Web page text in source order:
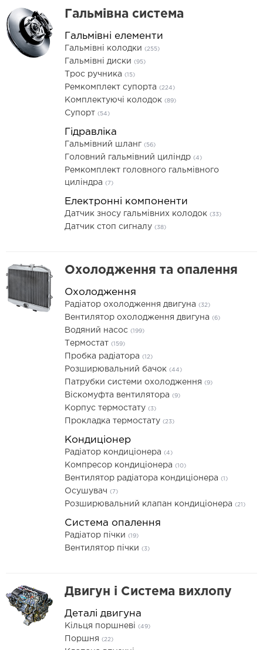
Гальмівна система
Гальмівні елементи
Гальмівні колодки (255)
Гальмівні диски (95)
Трос ручника (15)
Ремкомплект супорта (224)
Комплектуючі колодок (89)
Супорт (54)
Гідравліка
Гальмівний шланг (56)
Головний гальмівний циліндр (4)
Ремкомплект головного гальмівного
циліндра (7)
Електронні компоненти
Датчик зносу гальмівних колодок (33)
Датчик стоп сигналу (38)
Охолодження та опалення
Охолодження
Радіатор охолодження двигуна (32)
Вентилятор охолодження двигуна (6)
Водяний насос (199)
Термостат (159)
Пробка радіатора (12)
Розширювальний бачок (44)
Патрубки системи охолодження (9)
Віскомуфта вентилятора (9)
Корпус термостату (3)
Прокладка термостату (23)
Кондиціонер
Радіатор кондиціонера (4)
Компресор кондиціонера (10)
Вентилятор радіатора кондиціонера (1)
Осушувач (7)
Розширювальний клапан кондиціонера (21)
Система опалення
Радіатор пічки (19)
Вентилятор пічки (3)
Двигун і Система вихлопу
Деталі двигуна
Кільця поршневі (49)
Поршня (22)